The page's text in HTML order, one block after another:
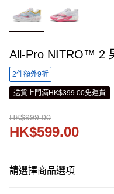
All-Pro NITRO™ 2
2件額外9折
送貨上門滿HK$399.00免運費
HK$999.00
HK$599.00
請選擇商品選項